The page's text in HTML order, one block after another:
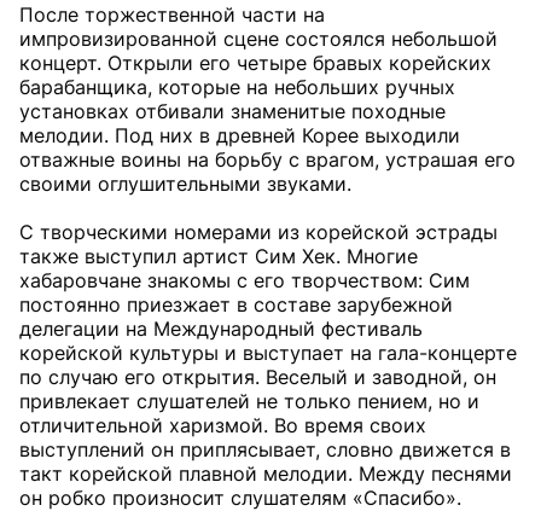
После торжественной части на
импровизированной сцене состоялся небольшой
концерт. Открыли его четыре бравых корейских
барабанщика, которые на небольших ручных
установках отбивали знаменитые походные
мелодии. Под них в древней Корее выходили
отважные воины на борьбу с врагом, устрашая его
своими оглушительными звуками.
С творческими номерами из корейской эстрады
также выступил артист Сим Хек. Многие
хабаровчане знакомы с его творчеством: Сим
постоянно приезжает в составе зарубежной
делегации на Международный фестиваль
корейской культуры и выступает на гала-концерте
по случаю его открытия. Веселый и заводной, он
привлекает слушателей не только пением, но и
отличительной харизмой. Во время своих
выступлений он приплясывает, словно движется в
такт корейской плавной мелодии. Между песнями
он робко произносит слушателям «Спасибо».